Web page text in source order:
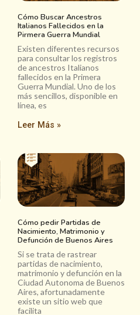
Cómo Buscar Ancestros
Italianos Fallecidos en la
Pirmera Guerra Mundial
Existen diferentes recursos
para consultar los registros
de ancestros Italianos
fallecidos en la Primera
Guerra Mundial. Uno de los
más sencillos, disponible en
línea, es
Leer Más »
Cómo pedir Partidas de
Nacimiento, Matrimonio y
Defunción de Buenos Aires
Si se trata de rastrear
partidas de nacimiento,
matrimonio y defunción en la
Ciudad Autonoma de Buenos
Aires, afortunadamente
existe un sitio web que
facilita